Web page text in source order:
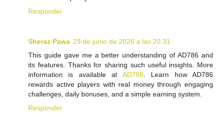
Responder
Sheraz Pawa 29 de junio de 2026 a las 20:31
This guide gave me a better understanding of AD786 and
its features. Thanks for sharing such useful insights. More
information is available at AD786. Learn how AD786
rewards active players with real money through engaging
challenges, daily bonuses, and a simple earning system.
Responder